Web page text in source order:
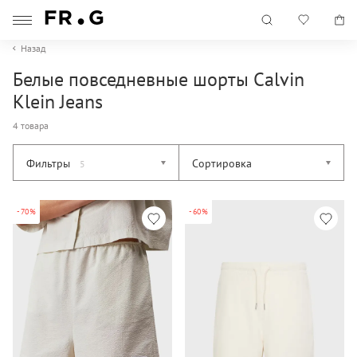
Назад
Белые повседневные шорты Calvin
Klein Jeans
4 товара
Фильтры 5 Сортировка
-70% -60%